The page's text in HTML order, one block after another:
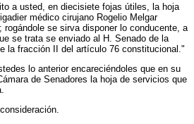
a usted, en diecisiete fojas útiles, la hoja
médico cirujano Rogelio Melgar
se sirva disponer lo conducente, a
se trata se enviado al H. Senado de la
la fracción II del artículo 76 constitucional."
lo anterior encareciéndoles que en su
de Senadores la hoja de servicios que